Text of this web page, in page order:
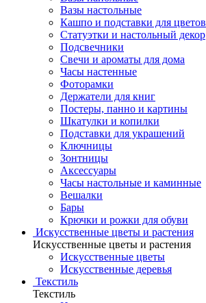
Вазы настольные
Кашпо и подставки для цветов
Статуэтки и настольный декор
Подсвечники
Свечи и ароматы для дома
Часы настенные
Фоторамки
Держатели для книг
Постеры, панно и картины
Шкатулки и копилки
Подставки для украшений
Ключницы
Зонтницы
Аксессуары
Часы настольные и каминные
Вешалки
Бары
Крючки и рожки для обуви
Искусственные цветы и растения
Искусственные цветы и растения
Искусственные цветы
Искусcтвенные деревья
Текстиль
Текстиль